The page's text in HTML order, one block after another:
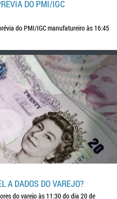
DO PMI/IGC
do PMI/IGC manufatureiro às 16:45
A DADOS DO VAREJO?
do varejo às 11:30 do dia 20 de